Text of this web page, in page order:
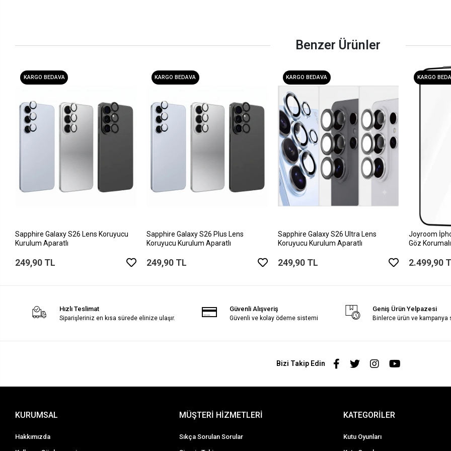
Benzer Ürünler
KARGO BEDAVA
Sapphire Galaxy S26 Lens Koruyucu
Kurulum Aparatlı
249,90 TL
KARGO BEDAVA
Sapphire Galaxy S26 Plus Lens
Koruyucu Kurulum Aparatlı
249,90 TL
KARGO BEDAVA
Sapphire Galaxy S26 Ultra Lens
Koruyucu Kurulum Aparatlı
249,90 TL
KARGO
Joyroom
Göz
2.499,90
Hızlı Teslimat
Siparişleriniz en kısa sürede elinize ulaşır.
Güvenli Alışveriş
Güvenli ve kolay ödeme sistemi
Geniş Ürün Yelpazesi
Binlerce ürün ve kampanya
Bizi Takip Edin
KURUMSAL
Hakkımızda
MÜŞTERİ HİZMETLERİ
Sıkça Sorulan Sorular
KATEGORİLER
Kutu Oyunları